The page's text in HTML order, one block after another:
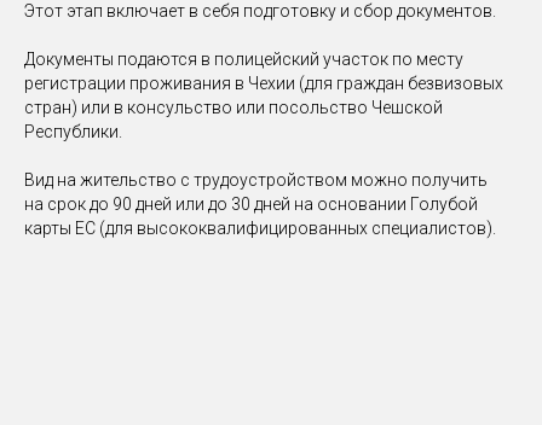
Этот этап включает в себя подготовку и сбор документов.
Документы подаются в полицейский участок по месту
регистрации проживания в Чехии (для граждан безвизовых
стран) или в консульство или посольство Чешской
Республики.
Вид на жительство с трудоустройством можно получить
на срок до 90 дней или до 30 дней на основании Голубой
карты ЕС (для высококвалифицированных специалистов).